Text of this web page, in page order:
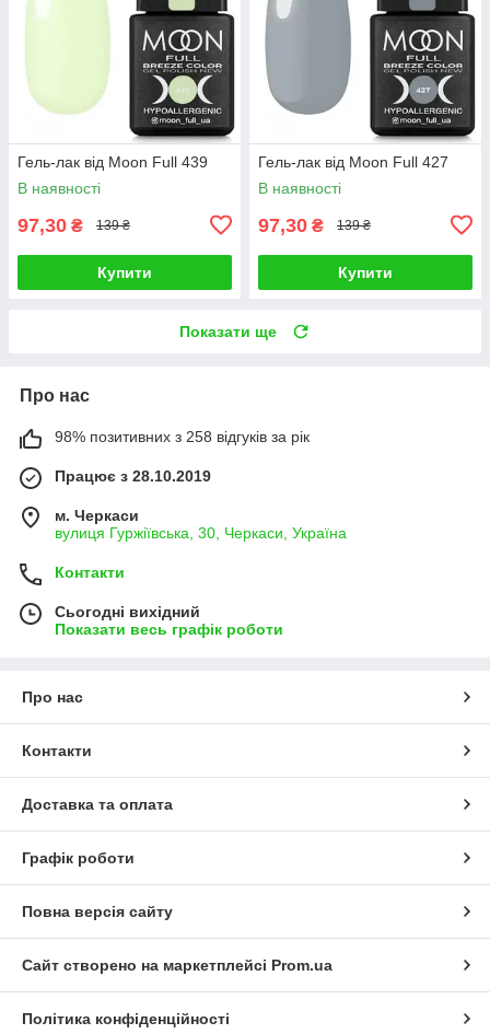
Гель-лак від Moon Full 439
В наявності
97,30 ₴ 139 ₴
Купити
Гель-лак від Moon Full 427
В наявності
97,30 ₴ 139 ₴
Купити
Показати ще
Про нас
98% позитивних з 258 відгуків за рік
Працює з 28.10.2019
м. Черкаси
вулиця Гуржіївська, 30, Черкаси, Україна
Контакти
Сьогодні вихідний
Показати весь графік роботи
Про нас
Контакти
Доставка та оплата
Графік роботи
Повна версія сайту
Сайт створено на маркетплейсі Prom.ua
Політика конфіденційності